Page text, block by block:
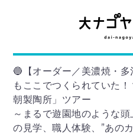
🔵【オーダー／美濃焼・
もここでつくられていた
朝製陶所」ツアー
～まるで遊園地のような
の見学、職人体験、”あの